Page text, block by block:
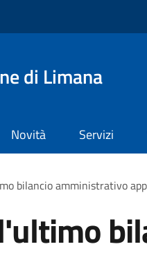
di Limana
Novità Servizi
pane
bilancio amministrativo